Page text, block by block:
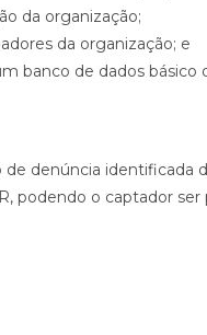
da organização;
da organização; e
banco de dados
denúncia identificada
podendo o captador